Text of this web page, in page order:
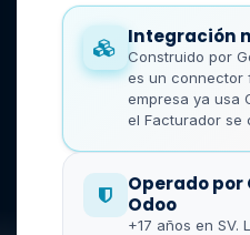
Integración
Construido por
es un connector
empresa ya usa
el Facturador se
Operado por
Odoo
+17 años en SV.